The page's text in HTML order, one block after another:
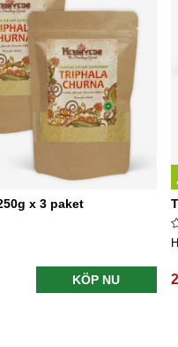
x 3 paket
KÖP NU